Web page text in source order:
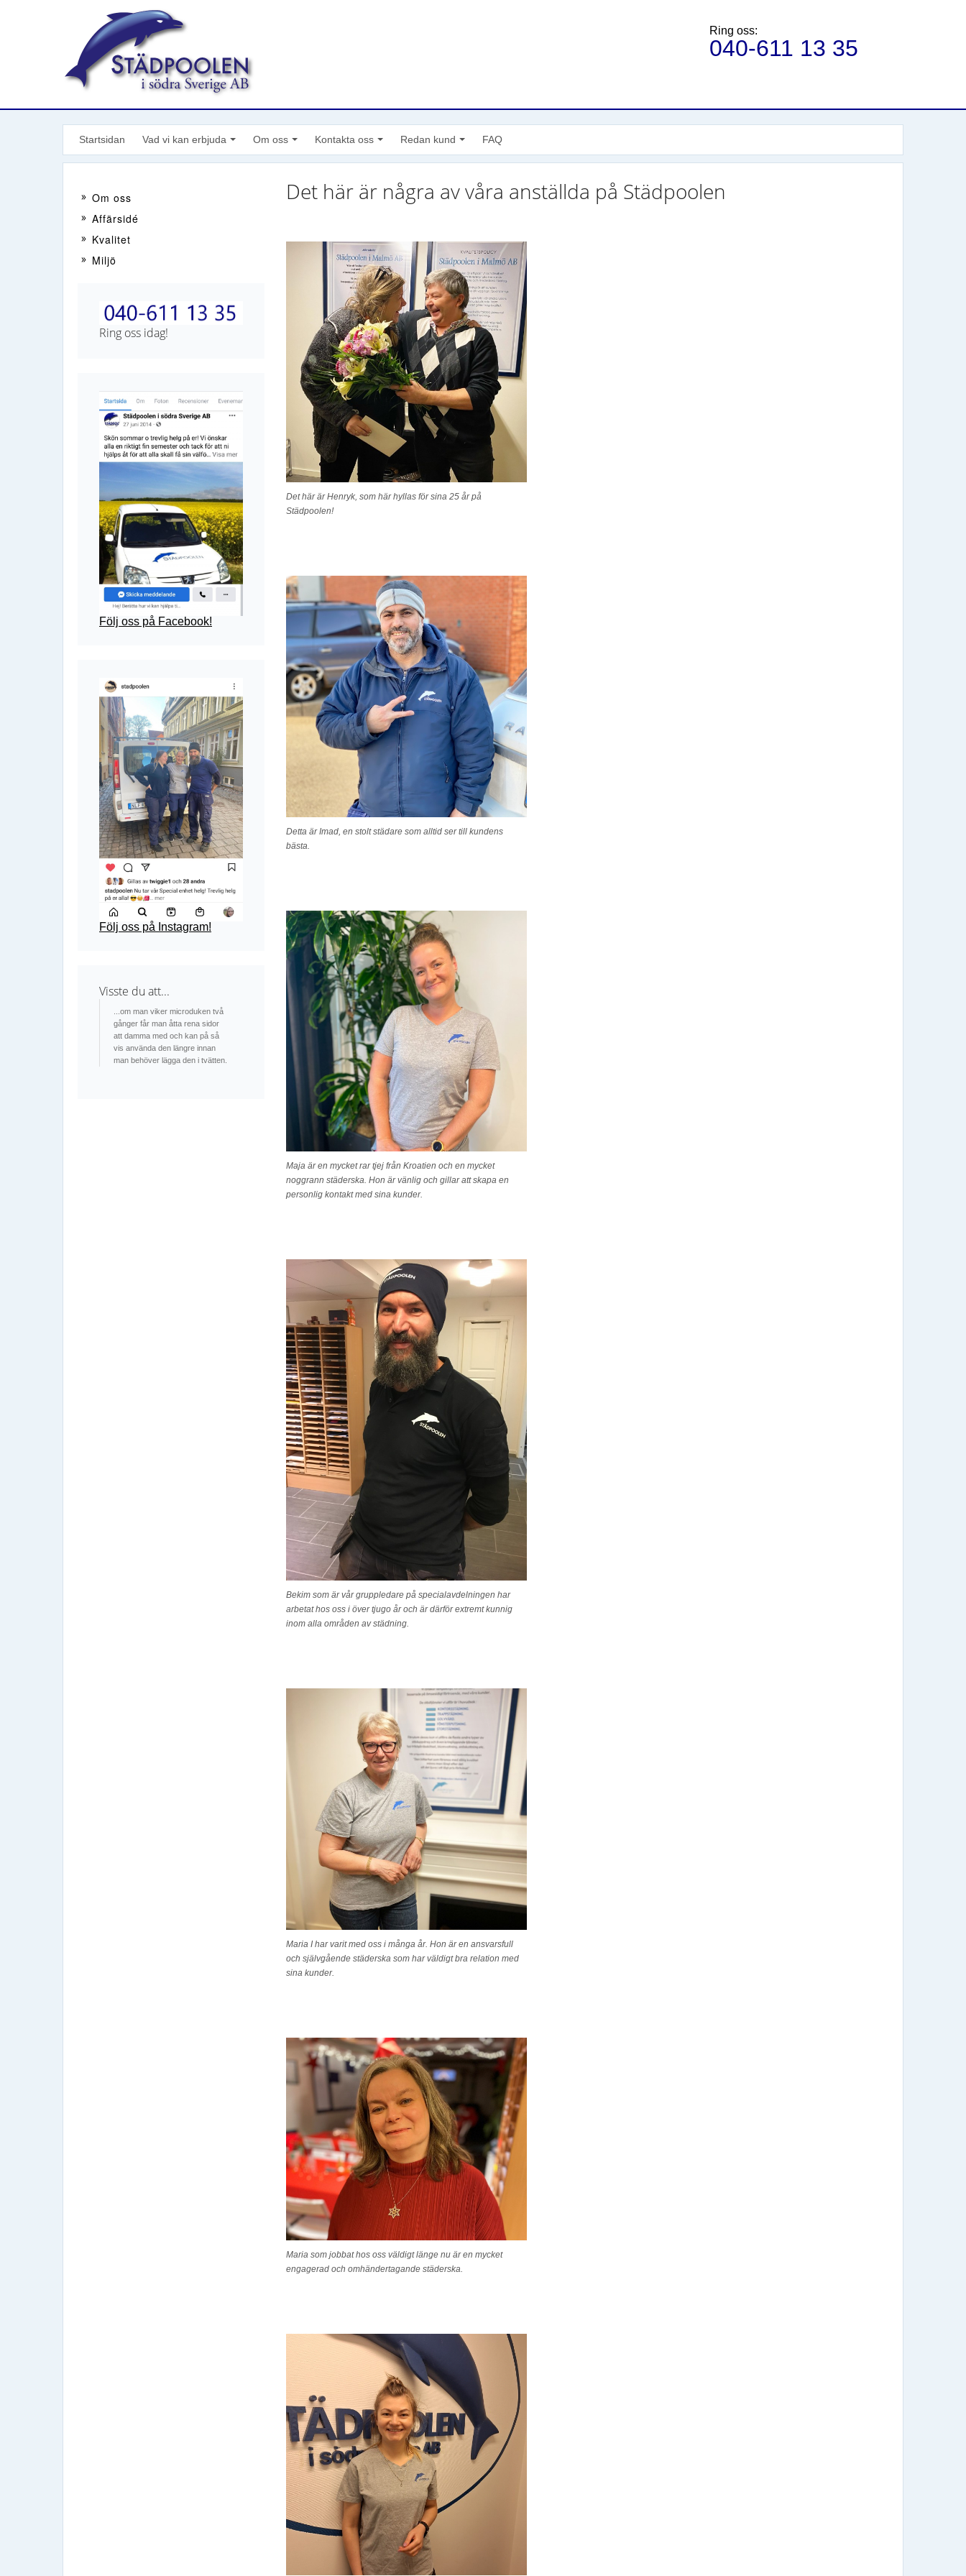
Ring oss:
040-611 13 35
Startsidan Vad vi kan erbjuda Om oss Kontakta oss Redan kund FAQ
Det här är några av våra anställda på Städpoolen
Det här är Henryk, som här hyllas för sina 25 år på
Städpoolen!
Detta är Imad, en stolt städare som alltid ser till kundens
bästa.
Maja är en mycket rar tjej från Kroatien och en mycket
noggrann städerska. Hon är vänlig och gillar att skapa en
personlig kontakt med sina kunder.
Bekim som är vår gruppledare på specialavdelningen har
arbetat hos oss i över tjugo år och är därför extremt kunnig
inom alla områden av städning.
Maria I har varit med oss i många år. Hon är en ansvarsfull
och självgående städerska som har väldigt bra relation med
sina kunder.
Maria som jobbat hos oss väldigt länge nu är en mycket
engagerad och omhändertagande städerska.
Om oss
Affärsidé
Kvalitet
Miljö
Ring oss idag!
Följ oss på Facebook!
Följ oss på Instagram!
Visste du att...
...om man viker microduken två
gånger får man åtta rena sidor
att damma med och kan på så
vis använda den längre innan
man behöver lägga den i tvätten.